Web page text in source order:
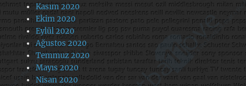
Kasım 2020
Ekim 2020
Eylül 2020
Ağustos 2020
Temmuz 2020
Mayıs 2020
Nisan 2020